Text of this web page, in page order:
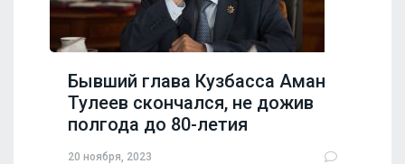
Бывший глава Кузбасса Аман
Тулеев скончался, не дожив
полгода до 80-летия
20 ноября, 2023